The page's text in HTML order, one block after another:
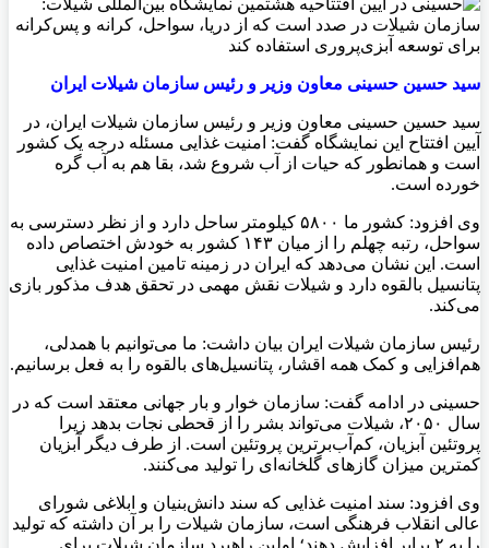
سید حسین حسینی معاون وزیر و رئیس سازمان شیلات ایران
سید حسین حسینی معاون وزیر و رئیس سازمان شیلات ایران، در
آیین افتتاح این نمایشگاه گفت: امنیت غذایی مسئله درجه یک کشور
است و همانطور که حیات از آب شروع شد، بقا هم به آب گره
خورده است.
وی افزود: کشور ما ۵۸۰۰ کیلومتر ساحل دارد و از نظر دسترسی به
سواحل، رتبه چهلم را از میان ۱۴۳ کشور به خودش اختصاص داده
است. این نشان می‌دهد که ایران در زمینه تامین امنیت غذایی
پتانسیل بالقوه دارد و شیلات نقش مهمی در تحقق هدف مذکور بازی
می‌کند.
رئیس سازمان شیلات ایران بیان داشت: ما می‌توانیم با همدلی،
هم‌افزایی و کمک همه اقشار، پتانسیل‌های بالقوه را به فعل برسانیم.
حسینی در ادامه گفت: سازمان خوار و بار جهانی معتقد است که در
سال ۲۰۵۰، شیلات می‌تواند بشر را از قحطی نجات بدهد زیرا
پروتئین آبزیان، کم‌آب‌برترین پروتئین است. از طرف دیگر آبزیان
کمترین میزان گازهای گلخانه‌ای را تولید می‌کنند.
وی افزود: سند امنیت غذایی که سند دانش‌بنیان و ابلاغی شورای
عالی انقلاب فرهنگی است، سازمان شیلات را بر آن داشته که تولید
را به ۲ برابر افزایش دهند؛ اولین راهبرد سازمان شیلات برای